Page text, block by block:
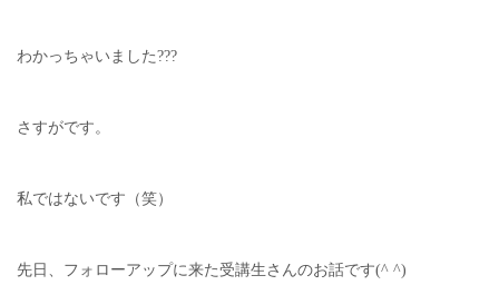
わかっちゃいました???
さすがです。
私ではないです（笑）
先日、フォローアップに来た受講生さんのお話です(^ ^)